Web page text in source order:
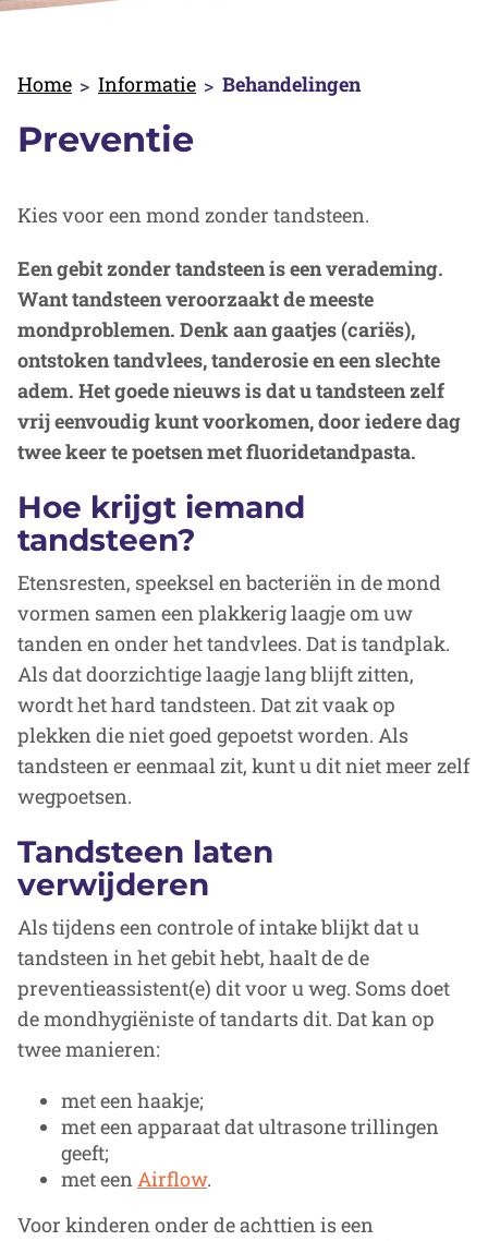
Home Informatie Behandelingen
Preventie
Kies voor een mond zonder tandsteen.
Een gebit zonder tandsteen is een verademing.
Want tandsteen veroorzaakt de meeste
mondproblemen. Denk aan gaatjes (cariës),
ontstoken tandvlees, tanderosie en een slechte
adem. Het goede nieuws is dat u tandsteen zelf
vrij eenvoudig kunt voorkomen, door iedere dag
twee keer te poetsen met fluoridetandpasta.
Hoe krijgt iemand
tandsteen?
Etensresten, speeksel en bacteriën in de mond
vormen samen een plakkerig laagje om uw
tanden en onder het tandvlees. Dat is tandplak.
Als dat doorzichtige laagje lang blijft zitten,
wordt het hard tandsteen. Dat zit vaak op
plekken die niet goed gepoetst worden. Als
tandsteen er eenmaal zit, kunt u dit niet meer zelf
wegpoetsen.
Tandsteen laten
verwijderen
Als tijdens een controle of intake blijkt dat u
tandsteen in het gebit hebt, haalt de de
preventieassistent(e) dit voor u weg. Soms doet
de mondhygiëniste of tandarts dit. Dat kan op
twee manieren:
met een haakje;
met een apparaat dat ultrasone trillingen
geeft;
met eenAirflow.
Voor kinderen onder de achttien is een